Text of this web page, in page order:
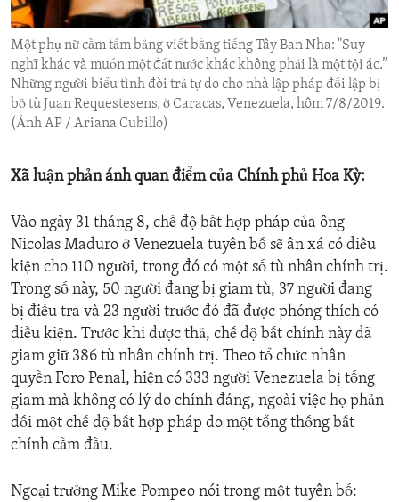
ENVIRONMENT AND HEALTH
IDEALS AND INSTITUTIONS
Một phụ nữ cầm tấm bảng viết bằng tiếng Tây Ban Nha: "Suy
nghĩ khác và muốn một đất nước khác không phải là một tội ác.”
Những người biểu tình đòi trả tự do cho nhà lập pháp đối lập bị
bỏ tù Juan Requestesens, ở Caracas, Venezuela, hôm 7/8/2019.
(Ảnh AP / Ariana Cubillo)
Xã luận phản ánh quan điểm của Chính phủ Hoa Kỳ:
Vào ngày 31 tháng 8, chế độ bất hợp pháp của ông
Nicolas Maduro ở Venezuela tuyên bố sẽ ân xá có điều
kiện cho 110 người, trong đó có một số tù nhân chính trị.
Trong số này, 50 người đang bị giam tù, 37 người đang
bị điều tra và 23 người trước đó đã được phóng thích có
điều kiện. Trước khi được thả, chế độ bất chính này đã
giam giữ 386 tù nhân chính trị. Theo tổ chức nhân
quyền Foro Penal, hiện có 333 người Venezuela bị tống
giam mà không có lý do chính đáng, ngoài việc họ phản
đối một chế độ bất hợp pháp do một tổng thống bất
chính cầm đầu.
Ngoại trưởng Mike Pompeo nói trong một tuyên bố: